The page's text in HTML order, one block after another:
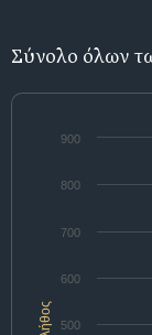
Σύνολο όλων
Πλήθος 500
600
700
800
900